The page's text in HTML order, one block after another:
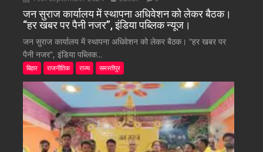
जन सुराज कार्यालय में स्थापना अधिवेशन को लेकर बैठक।
“हर खबर पर पैनी नजर”, इंडिया पब्लिक न्यूज।
जन सुराज कार्यालय में स्थापना अधिवेशन को लेकर बैठक। “हर खबर पर
पैनी नजर”, इंडिया पब्लिक...
बिहार राजनीतिक राज्य समस्तीपुर